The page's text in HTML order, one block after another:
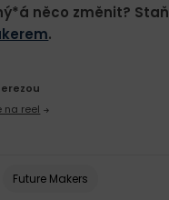
něco změnit? Staň
.
na reel
Future Makers